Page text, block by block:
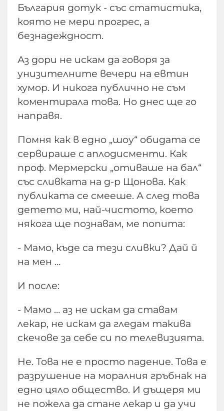
България дотук - със статистика,
която не мери прогрес, а
безнадеждност.
Аз дори не искам да говоря за
унизителните вечери на евтин
хумор. И никога публично не съм
коментирала това. Но днес ще го
направя.
Помня как в едно „шоу“ обидата се
сервираше с аплодисменти. Как
проф. Мермерски „отиваше на бал“
със сливката на д-р Щонова. Как
публиката се смееше. А след това
детето ми, най-чистото, което
някога ще познавам, ме попита:
- Мамо, къде са тези сливки? Дай й
на мен …
И после:
- Мамо … аз не искам да ставам
лекар, не искам да гледам такива
скечове за себе си по телевизията.
Не. Това не е просто падение. Това е
разрушение на моралния гръбнак на
едно цяло общество. И дъщеря ми
не пожела да стане лекар и да учи